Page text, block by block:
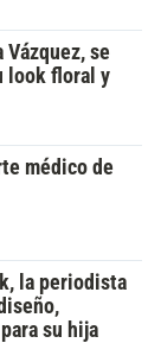
Vázquez, se
look floral y
médico de
la periodista
su hija